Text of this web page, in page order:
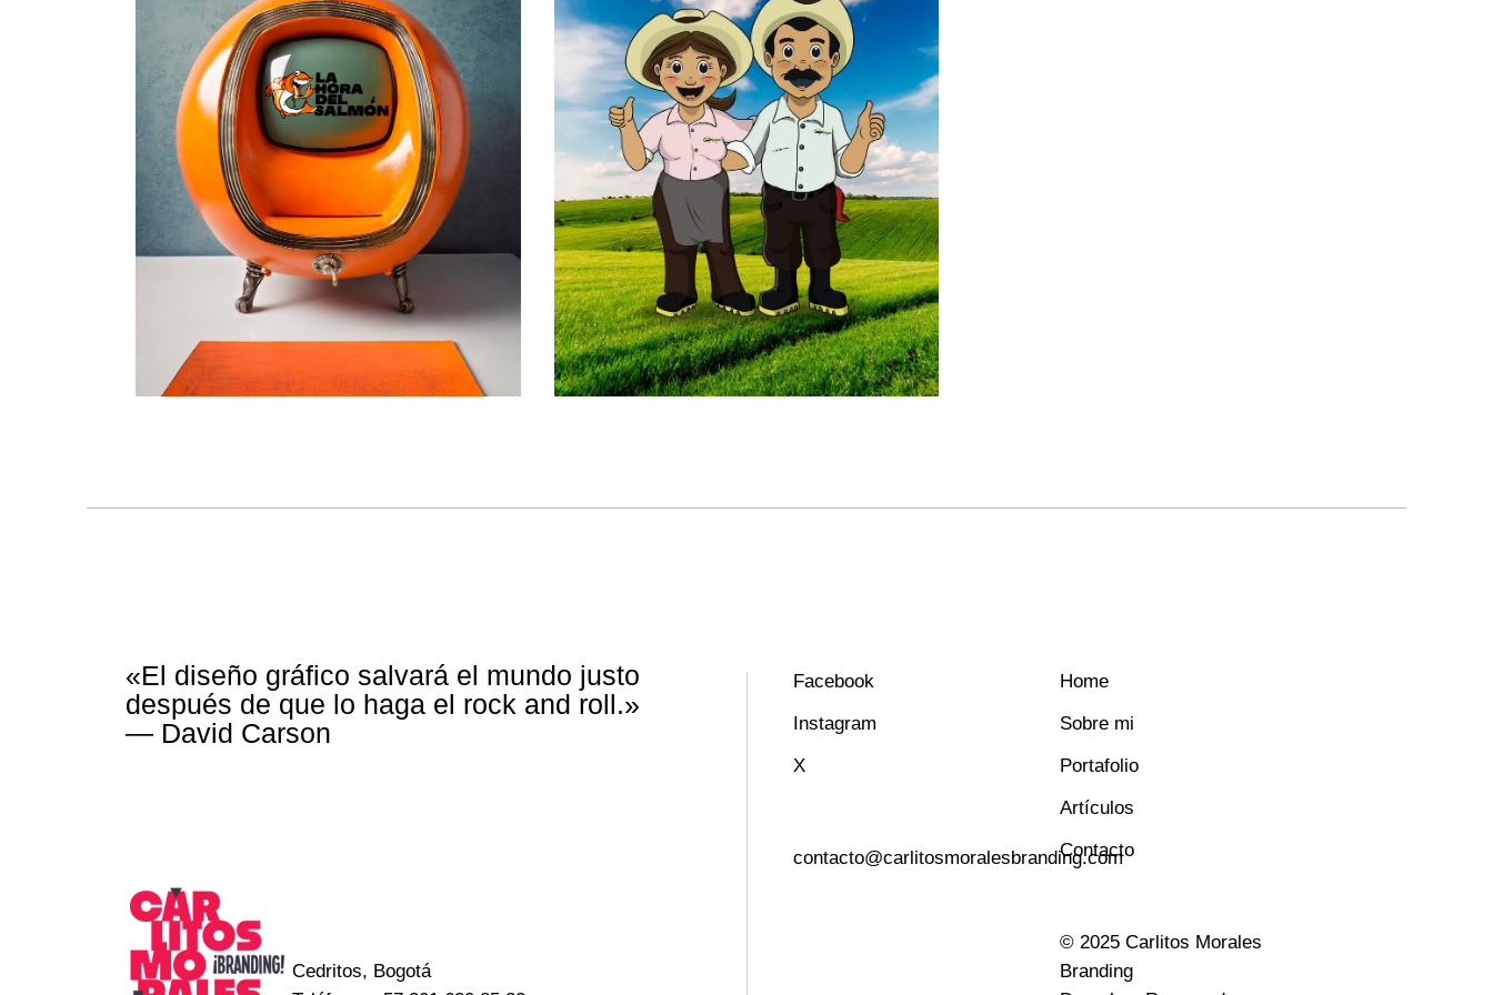
BRANDING
CREACIÓN DE PERSONAJE
DISEÑO WEB ILUSTRACIÓN
LA HORA
DEL
SALMÓN
CREACIÓN DE PERSONAJE
DIRECCIÓN DE ARTE
DISEÑO GRÁFICO
ILUSTRACIÓN
CORPOR
ACIÓN
CAMPOLI
MPIO
«El diseño gráfico salvará el mundo justo
después de que lo haga el rock and roll.»
— David Carson
Cedritos, Bogotá
Facebook
Instagram
X
contacto@carlitosmoralesbranding.com
Home
Sobre mi
Portafolio
Artículos
Contacto
© 2025Carlitos Morales
Branding